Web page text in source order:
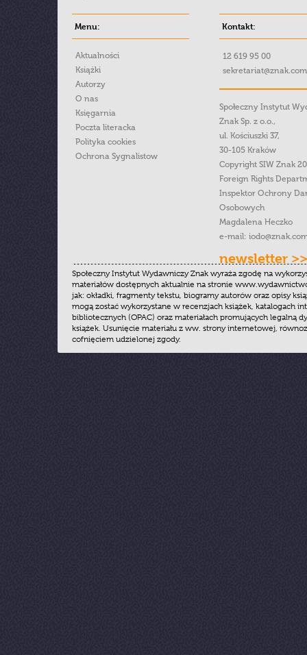
Menu:
Aktualności
Książki
Autorzy
O nas
Księgarnia
Poczta literacka
Polityka cookies
Ochrona Sygnalistow
Kontakt:
12 619 95 00
Społeczny Instytut
Znak Sp. z o.o.,
ul. Kościuszki 37,
30-105 Kraków
Copyright SIW Znak
Foreign Rights
Inspektor Ochrony
Osobowych
Magdalena Heczko
e-mail:
newsletter >>
Społeczny Instytut Wydawniczy Znak wyraża zgodę na
materiałów dostępnych aktualnie na stronie
jak: okładki, fragmenty tekstu, biogramy autorów oraz opisy
mogą zostać wykorzystane w recenzjach książek, katalogach
bibliotecznych (OPAC) oraz materiałach promujących legalną
książek. Usunięcie materiału z ww. strony internetowej,
cofnięciem udzielonej zgody.